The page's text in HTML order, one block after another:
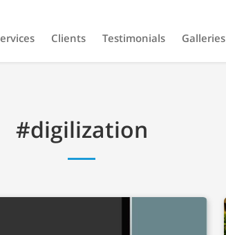
Clients Testimonials Galleries
#digilization